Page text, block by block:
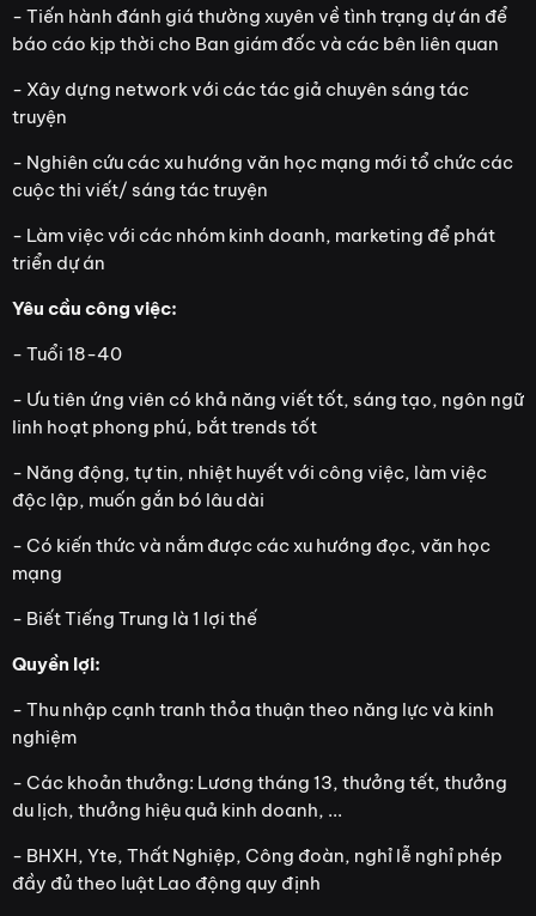
- Tiến hành đánh giá thường xuyên về tình trạng dự án để
báo cáo kịp thời cho Ban giám đốc và các bên liên quan
- Xây dựng network với các tác giả chuyên sáng tác
truyện
- Nghiên cứu các xu hướng văn học mạng mới tổ chức các
cuộc thi viết/ sáng tác truyện
- Làm việc với các nhóm kinh doanh, marketing để phát
triển dự án
Yêu cầu công việc:
- Tuổi 18-40
- Ưu tiên ứng viên có khả năng viết tốt, sáng tạo, ngôn ngữ
linh hoạt phong phú, bắt trends tốt
- Năng động, tự tin, nhiệt huyết với công việc, làm việc
độc lập, muốn gắn bó lâu dài
- Có kiến thức và nắm được các xu hướng đọc, văn học
mạng
- Biết Tiếng Trung là 1 lợi thế
Quyền lợi:
- Thu nhập cạnh tranh thỏa thuận theo năng lực và kinh
nghiệm
- Các khoản thưởng: Lương tháng 13, thưởng tết, thưởng
du lịch, thưởng hiệu quả kinh doanh, ...
- BHXH, Yte, Thất Nghiệp, Công đoàn, nghỉ lễ nghỉ phép
đầy đủ theo luật Lao động quy định